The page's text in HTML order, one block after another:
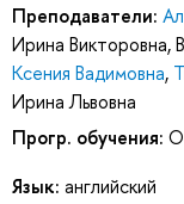
Преподаватели:
Ирина Викторовна,
Ксения Вадимовна,
Ирина Львовна
Прогр. обучения:
Язык: английский